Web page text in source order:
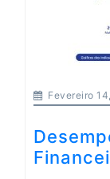
Fevereiro